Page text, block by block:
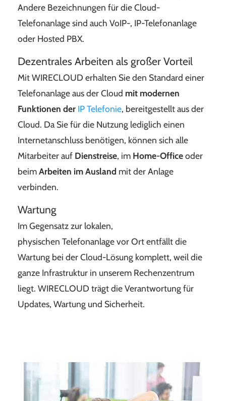
Andere Bezeichnungen für die Cloud-
Telefonanlage sind auch VoIP-, IP-Telefonanlage
oder Hosted PBX.
Dezentrales Arbeiten als großer Vorteil
Mit WIRECLOUD erhalten Sie den Standard einer
Telefonanlage aus der Cloud mit modernen
Funktionen der IP Telefonie, bereitgestellt aus der
Cloud. Da Sie für die Nutzung lediglich einen
Internetanschluss benötigen, können sich alle
Mitarbeiter auf Dienstreise, im Home-Officeoder
beimArbeiten im Ausland mit der Anlage
verbinden.
Wartung
Im Gegensatz zur lokalen,
physischen Telefonanlage vor Ort entfällt die
Wartung bei der Cloud-Lösung komplett, weil die
ganze Infrastruktur in unserem Rechenzentrum
liegt. WIRECLOUD trägt die Verantwortung für
Updates, Wartung und Sicherheit.